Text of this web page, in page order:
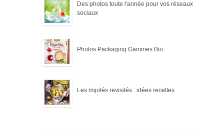
Des photos toute l'année pour vos réseaux
sociaux
Photos Packaging Gammes Bio
Les mijotés revisités : idées recettes